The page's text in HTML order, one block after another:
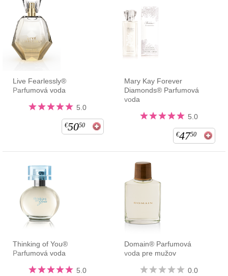
Live Fearlessly®
Parfumová voda
5.0
€5050
Mary Kay Forever
Diamonds® Parfumová
voda
5.0
€4750
Thinking of You®
Parfumová voda
5.0
Domain® Parfumová
voda pre mužov
0.0